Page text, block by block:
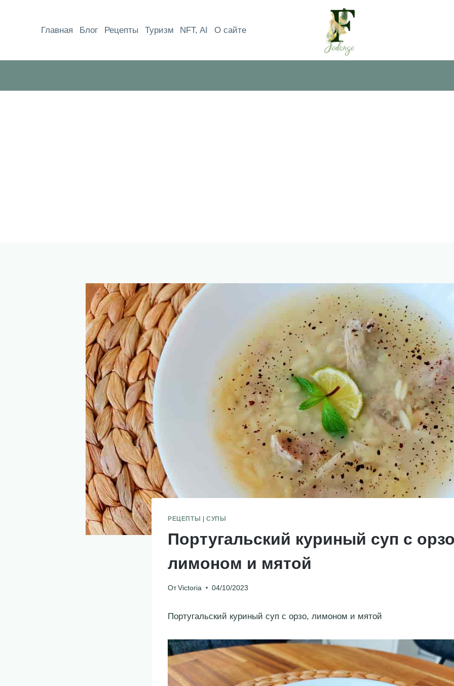
содержимомуГлавная Блог Рецепты Туризм NFT, AI О сайте
РЕЦЕПТЫ СУПЫ
Португальский куриный суп с
лимоном и мятой
От Victoria 04/10/2023
Португальский куриный суп с орзо, лимоном и мятой